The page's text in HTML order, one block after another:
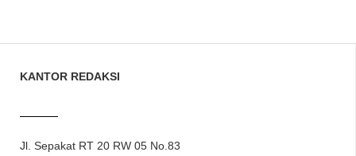
KANTOR REDAKSI
Jl. Sepakat RT 20 RW 05 No.83